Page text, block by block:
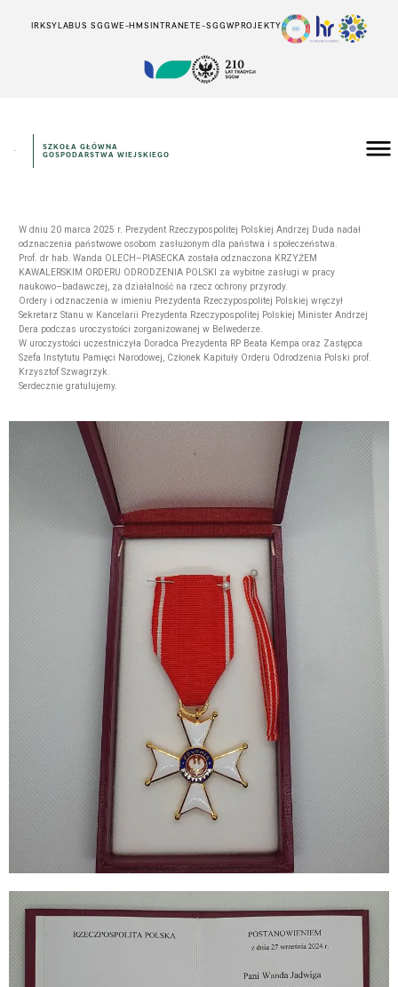
IRKSYLABUS SGGWE-HMSINTRANETE-SGGWPROJEKTY
SZKOŁA GŁÓWNA
GOSPODARSTWA WIEJSKIEGO
W dniu 20 marca 2025 r. Prezydent Rzeczypospolitej Polskiej Andrzej Duda nadał
odznaczenia państwowe osobom zasłużonym dla państwa i społeczeństwa.
Prof. dr hab. Wanda OLECH–PIASECKA została odznaczona KRZYŻEM
KAWALERSKIM ORDERU ODRODZENIA POLSKI za wybitne zasługi w pracy
naukowo–badawczej, za działalność na rzecz ochrony przyrody.
Ordery i odznaczenia w imieniu Prezydenta Rzeczypospolitej Polskiej wręczył
Sekretarz Stanu w Kancelarii Prezydenta Rzeczypospolitej Polskiej Minister Andrzej
Dera podczas uroczystości zorganizowanej w Belwederze.
W uroczystości uczestniczyła Doradca Prezydenta RP Beata Kempa oraz Zastępca
Szefa Instytutu Pamięci Narodowej, Członek Kapituły Orderu Odrodzenia Polski prof.
Krzysztof Szwagrzyk.
Serdecznie gratulujemy.